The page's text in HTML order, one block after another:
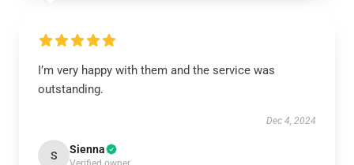
I’m very happy with them and the service was
outstanding.
Dec 4, 2024
S Sienna